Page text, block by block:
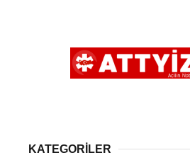
KATEGORİLER